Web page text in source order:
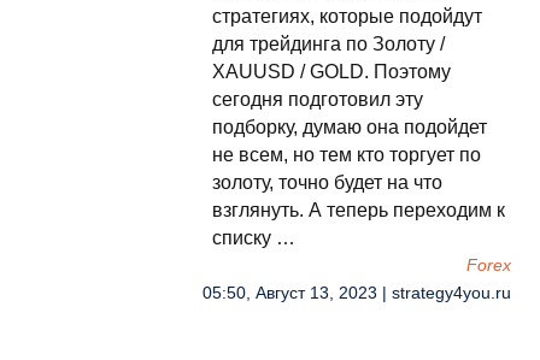
стратегиях, которые подойдут
для трейдинга по Золоту /
XAUUSD / GOLD. Поэтому
сегодня подготовил эту
подборку, думаю она подойдет
не всем, но тем кто торгует по
золоту, точно будет на что
взглянуть. А теперь переходим к
списку …
Forex
05:50, Август 13, 2023 | strategy4you.ru